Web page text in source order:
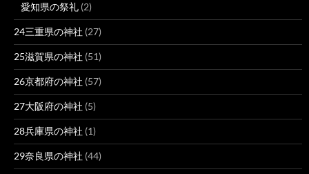
愛知県の祭礼 (2)
24三重県の神社 (27)
25滋賀県の神社 (51)
26京都府の神社 (57)
27大阪府の神社 (5)
28兵庫県の神社 (1)
29奈良県の神社 (44)